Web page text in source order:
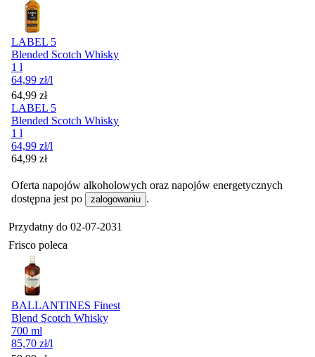
LABEL 5
Blended Scotch Whisky
1 l
64,99 zł/l
Cena
64,99 zł
LABEL 5
Blended Scotch Whisky
1 l
64,99 zł/l
Cena
64,99 zł
Oferta napojów alkoholowych oraz napojów energetycznych
dostępna jest po
zalogowaniu .
Przydatny do 02-07-2031
Frisco poleca
BALLANTINES Finest
Blend Scotch Whisky
700 ml
85,70 zł/l